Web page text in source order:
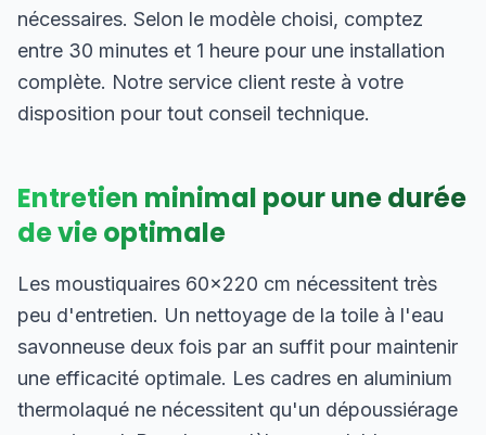
nécessaires. Selon le modèle choisi, comptez
entre 30 minutes et 1 heure pour une installation
complète. Notre service client reste à votre
disposition pour tout conseil technique.
Entretien minimal pour une durée
de vie optimale
Les moustiquaires 60×220 cm nécessitent très
peu d'entretien. Un nettoyage de la toile à l'eau
savonneuse deux fois par an suffit pour maintenir
une efficacité optimale. Les cadres en aluminium
thermolaqué ne nécessitent qu'un dépoussiérage